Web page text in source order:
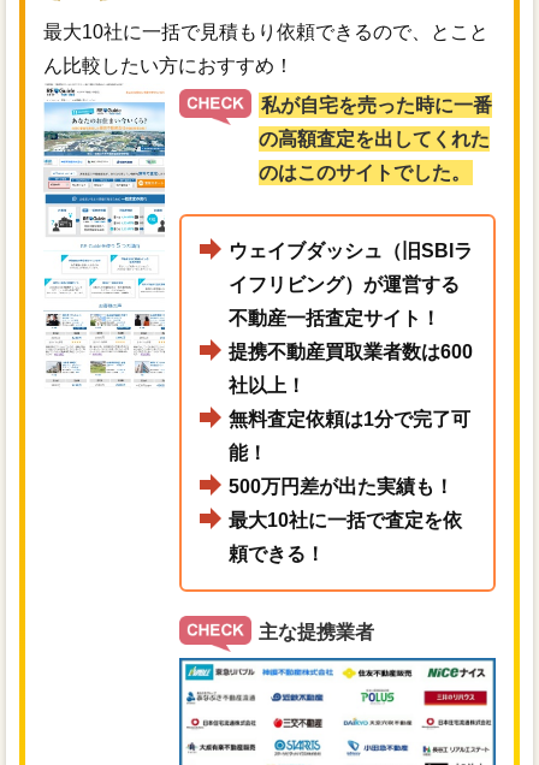
最大10社に一括で見積もり依頼できるので、とこと
ん比較したい方におすすめ！
私が自宅を売った時に一番
の高額査定を出してくれた
のはこのサイトでした。
ウェイブダッシュ（旧SBIラ
イフリビング）が運営する
不動産一括査定サイト！
提携不動産買取業者数は600
社以上！
無料査定依頼は1分で完了可
能！
500万円差が出た実績も！
最大10社に一括で査定を依
頼できる！
主な提携業者